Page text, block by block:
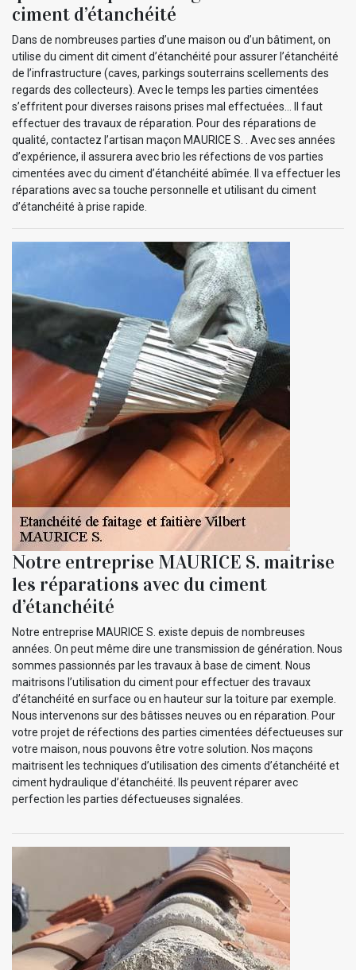
ciment d’étanchéité
Dans de nombreuses parties d’une maison ou d’un bâtiment, on
utilise du ciment dit ciment d’étanchéité pour assurer l’étanchéité
de l’infrastructure (caves, parkings souterrains scellements des
regards des collecteurs). Avec le temps les parties cimentées
s’effritent pour diverses raisons prises mal effectuées… Il faut
effectuer des travaux de réparation. Pour des réparations de
qualité, contactez l’artisan maçon MAURICE S. . Avec ses années
d’expérience, il assurera avec brio les réfections de vos parties
cimentées avec du ciment d’étanchéité abîmée. Il va effectuer les
réparations avec sa touche personnelle et utilisant du ciment
d’étanchéité à prise rapide.
Notre entreprise MAURICE S. maitrise
les réparations avec du ciment
d’étanchéité
Notre entreprise MAURICE S. existe depuis de nombreuses
années. On peut même dire une transmission de génération. Nous
sommes passionnés par les travaux à base de ciment. Nous
maitrisons l’utilisation du ciment pour effectuer des travaux
d’étanchéité en surface ou en hauteur sur la toiture par exemple.
Nous intervenons sur des bâtisses neuves ou en réparation. Pour
votre projet de réfections des parties cimentées défectueuses sur
votre maison, nous pouvons être votre solution. Nos maçons
maitrisent les techniques d’utilisation des ciments d’étanchéité et
ciment hydraulique d’étanchéité. Ils peuvent réparer avec
perfection les parties défectueuses signalées.